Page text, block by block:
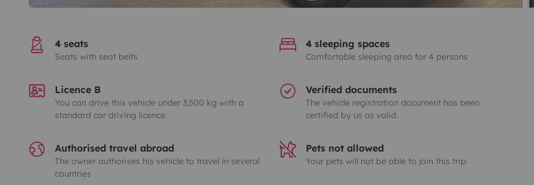
4 seats
Seats with seat belts
4 sleeping spaces
Comfortable sleeping area for 4 persons
Licence B
You can drive this vehicle under 3,500 kg with a
standard car driving licence.
Verified documents
The vehicle registration document has been
certified by us as valid.
Authorised travel abroad
The owner authorises his vehicle to travel in several
countries
Pets not allowed
Your pets will not be able to join this trip.